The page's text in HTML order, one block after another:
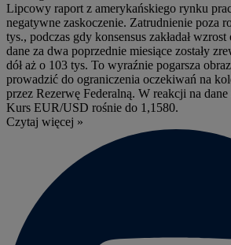
Lipcowy raport z amerykańskiego rynku
negatywne zaskoczenie. Zatrudnienie poza
tys., podczas gdy konsensus zakładał
dane za dwa poprzednie miesiące zostały
dół aż o 103 tys. To wyraźnie pogarsza
prowadzić do ograniczenia oczekiwań na
przez Rezerwę Federalną. W reakcji na
Kurs EUR/USD rośnie do 1,1580.
Czytaj więcej »